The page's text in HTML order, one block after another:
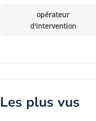
opérateur
d'intervention
Les plus vus